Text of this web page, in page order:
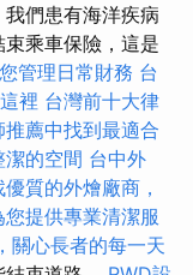
們患有海洋疾病
乘車保險，這是
管理日常財務 台
裡 台灣前十大律
薦中找到最適合
的空間 台中外
質的外燴廠商，
提供專業清潔服
關心長者的每一天